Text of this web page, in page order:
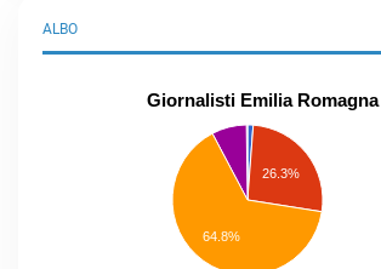
ALBO
Giornalisti Emilia Romagna
26.3%
64.8%